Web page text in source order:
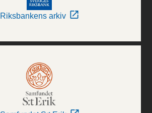
Riksbankens arkiv